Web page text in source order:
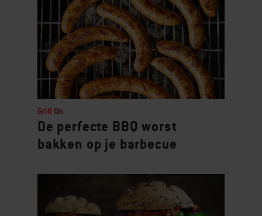
Grill On
De perfecte BBQ worst
bakken op je barbecue